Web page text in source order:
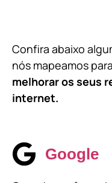
Confira abaixo
nós mapeamos
melhorar os seus
internet.
Google